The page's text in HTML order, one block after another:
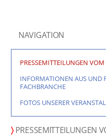
NAVIGATION
PRESSEMITTEILUNGEN VOM
INFORMATIONEN AUS UND
FACHBRANCHE
FOTOS UNSERER
〉PRESSEMITTEILUNGEN